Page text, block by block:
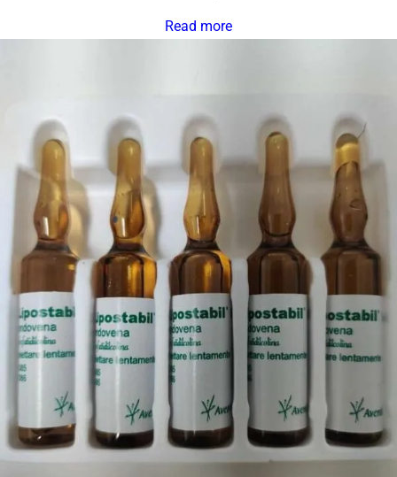
Read more